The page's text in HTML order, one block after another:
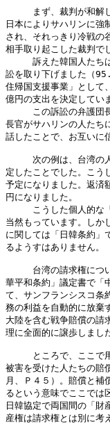
まず、裁判が和解し
日本によりサハリンに強
され、それっきり冷戦の
相手取り起こした裁判で
訴えた韓国人たちは
訟を取り下げました（
住帰国支援事業」として
億円の支出を決定してい
この訴訟の弁護団長
長官がサハリンの人たち
話したことで、お互いに
次の例は、台湾の人
定したことでした。こう
予定になりました。返済
円になりました。
こうした個人的な「
当然もっています。しか
に関しては「日韓条約」
るようすはありません。
台湾の請求権につい
華平和条約」議定書で「
て、サンフランシスコ条
務の利益を自動的に放棄
大陸を含む戦争賠償の請
理に全面的に譲歩しまし
ところで、ここで用
被害を受けた人たちの賠
月、Ｐ４５）。賠償と補
るという意味でここでは
日韓協定で両国間の「財
産権は請求権とは別に考